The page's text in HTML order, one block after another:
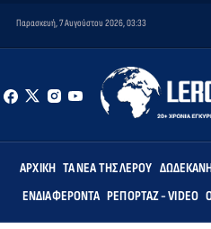
Παρασκευή, 7 Αυγούστου 2026, 03:33
ΑΡΧΙΚΉ ΤΑ ΝΈΑ ΤΗΣ ΛΈΡΟΥ
ΕΝΔΙΑΦΈΡΟΝΤΑ ΡΕΠΟΡΤΆΖ - VIDEO